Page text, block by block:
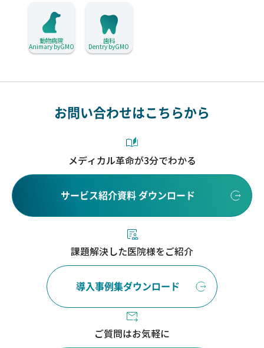
動物病院
Animary byGMO
歯科
Dentry byGMO
お問い合わせはこちらから
メディカル革命が3分でわかる
サービス紹介資料 ダウンロード
課題解決した医院様をご紹介
導入事例集ダウンロード
ご質問はお気軽に